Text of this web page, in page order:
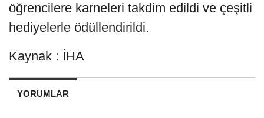
öğrencilere karneleri takdim edildi ve çeşitli
hediyelerle ödüllendirildi.
Kaynak : İHA
YORUMLAR